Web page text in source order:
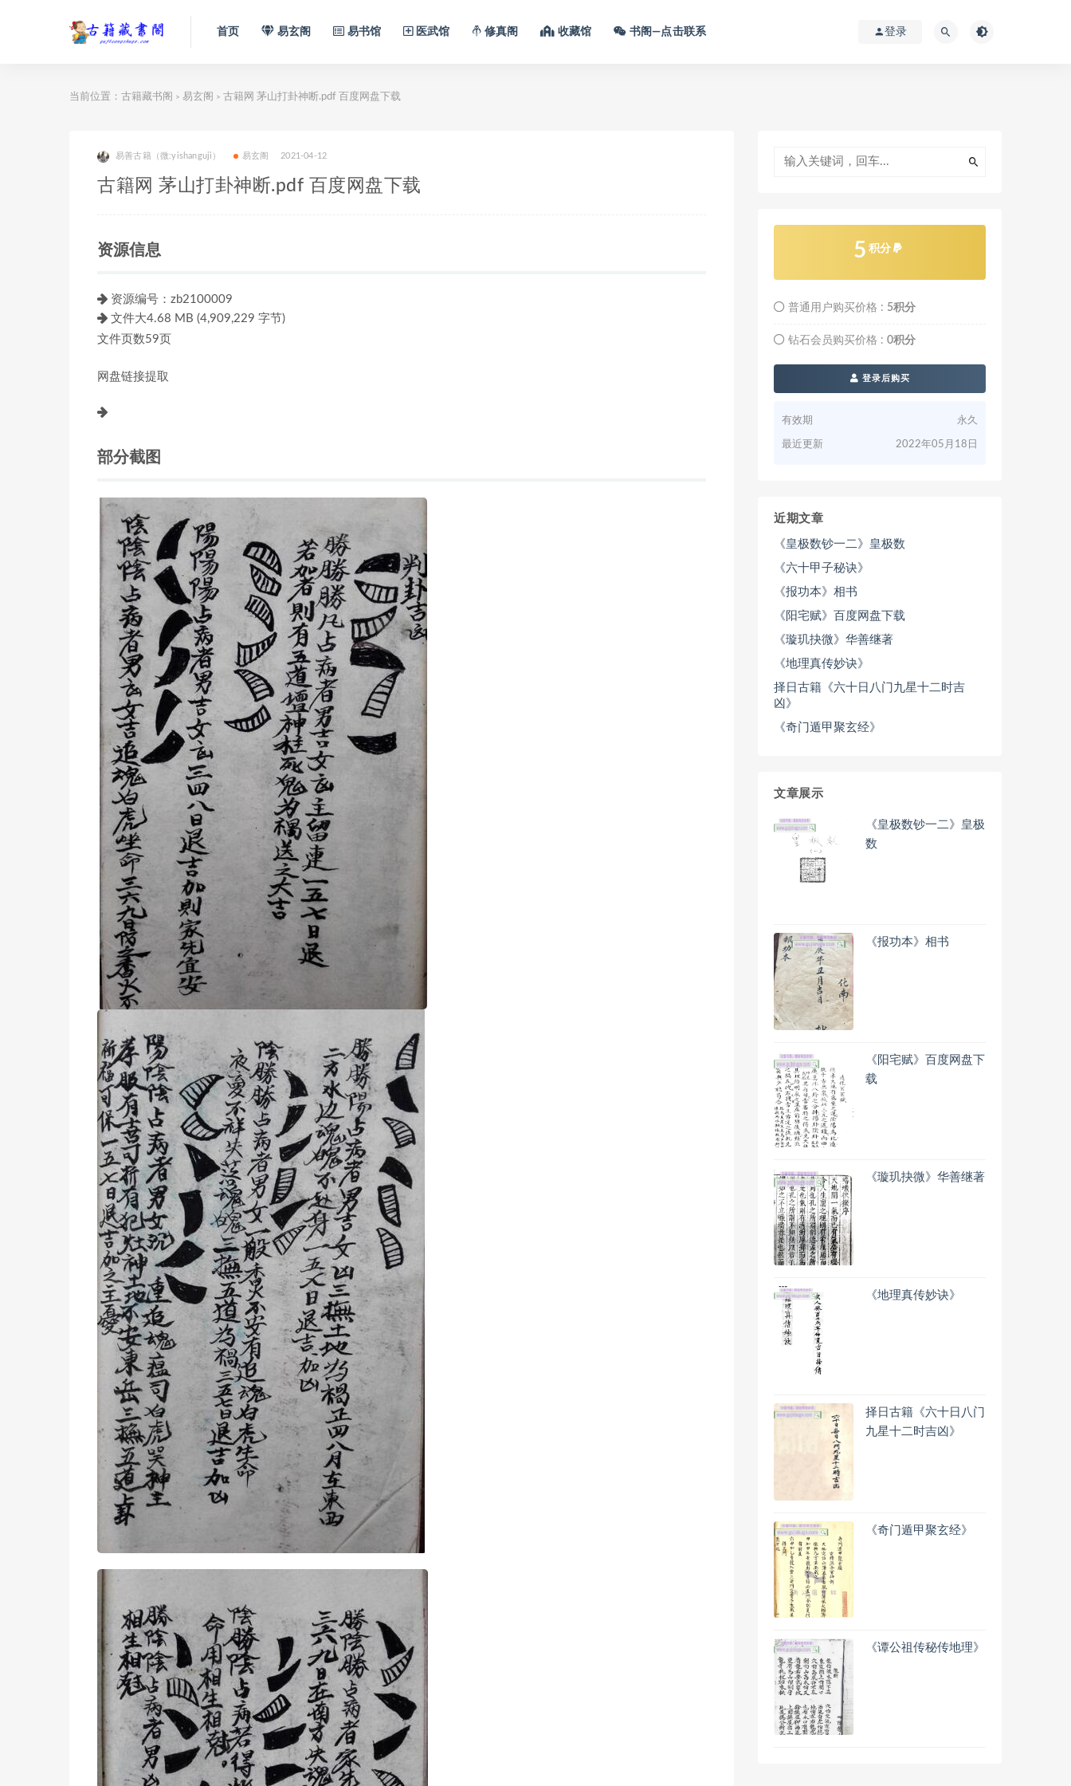
首页 易玄阁 易书馆 医武馆 修真阁 收藏馆 书阁—点击联系 登录
当前位置： 古籍藏书阁 > 易玄阁 > 古籍网 茅山打卦神断.pdf 百度网盘下载
易善古籍（微:yishanguji） 易玄阁 2021-04-12
古籍网 茅山打卦神断.pdf 百度网盘下载
资源信息
资源编号：zb2100009
文件大4.68 MB (4,909,229 字节)
文件页数59页
网盘链接提取
部分截图
5 积分
普通用户购买价格 : 5积分
钻石会员购买价格 : 0积分
登录后购买
有效期 永久
最近更新 2022年05月18日
近期文章
《皇极数钞一二》皇极数
《六十甲子秘诀》
《报功本》相书
《阳宅赋》百度网盘下载
《璇玑抉微》华善继著
《地理真传妙诀》
择日古籍《六十日八门九星十二时吉
凶》
《奇门遁甲聚玄经》
文章展示
《皇极数钞一二》皇极
数
《报功本》相书
《阳宅赋》百度网盘下
载
《璇玑抉微》华善继著
《地理真传妙诀》
择日古籍《六十日八门
九星十二时吉凶》
《奇门遁甲聚玄经》
《谭公祖传秘传地理》